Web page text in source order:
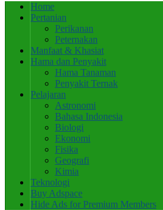
Home
Pertanian
Perikanan
Peternakan
Manfaat & Khasiat
Hama dan Penyakit
Hama Tanaman
Penyakit Ternak
Pelajaran
Astronomi
Bahasa Indonesia
Biologi
Ekonomi
Fisika
Geografi
Kimia
Teknologi
Buy Adspace
Hide Ads for Premium Members